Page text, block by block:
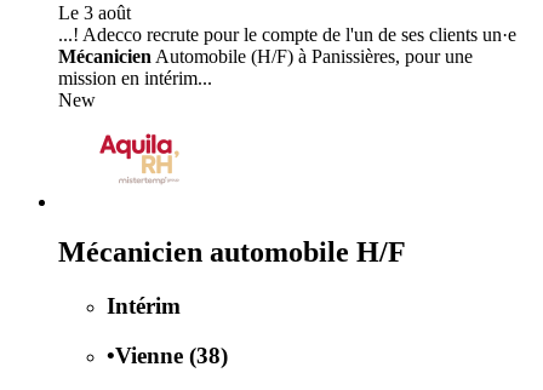
Le 3 août
...! Adecco recrute pour le compte de l'un de ses clients un·e
Mécanicien Automobile (H/F) à Panissières, pour une
mission en intérim...
New
Mécanicien automobile H/F
Intérim
•Vienne (38)